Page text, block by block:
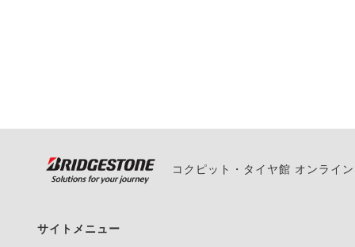
また、やむを得ない
コクピット・タイヤ館 オンライ
サイトメニュー